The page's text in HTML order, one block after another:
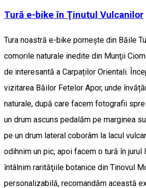
Tură e-bike în Ţinutul Vulcanilor
Tura noastră e-bike pornește din Băile
comorile naturale inedite din Munţii
de interesantă a Carpaților Orientali.
vizitarea Băilor Fetelor Apor, unde
naturale, după care facem fotografii
un drum ascuns pedalăm pe marginea
pe un drum lateral coborâm la lacul
odihnim un pic, apoi facem o tură în jurul
întâlnim rarităţiile botanice din Tinovul
personalizabilă, recomandăm această